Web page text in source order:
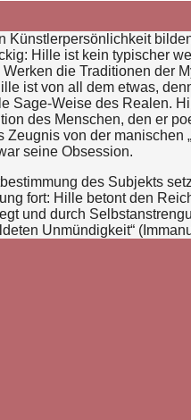
Hille ist kein typischer
die Traditionen der
ist von all dem etwas,
Sage-Weise des Realen.
des Menschen, den er
von der manischen
seine Obsession.
des Subjekts
fort: Hille betont den
und durch
Unmündigkeit“